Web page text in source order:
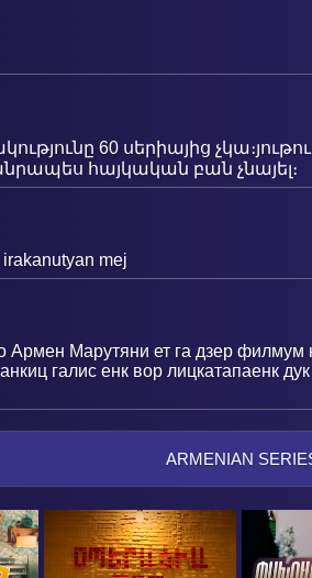
60 սերիայից
հայկական բան չնայել։
mej
Армен Марутяни ет га дзер филмум
галис енк вор лицкатапаенк
ARMENIAN